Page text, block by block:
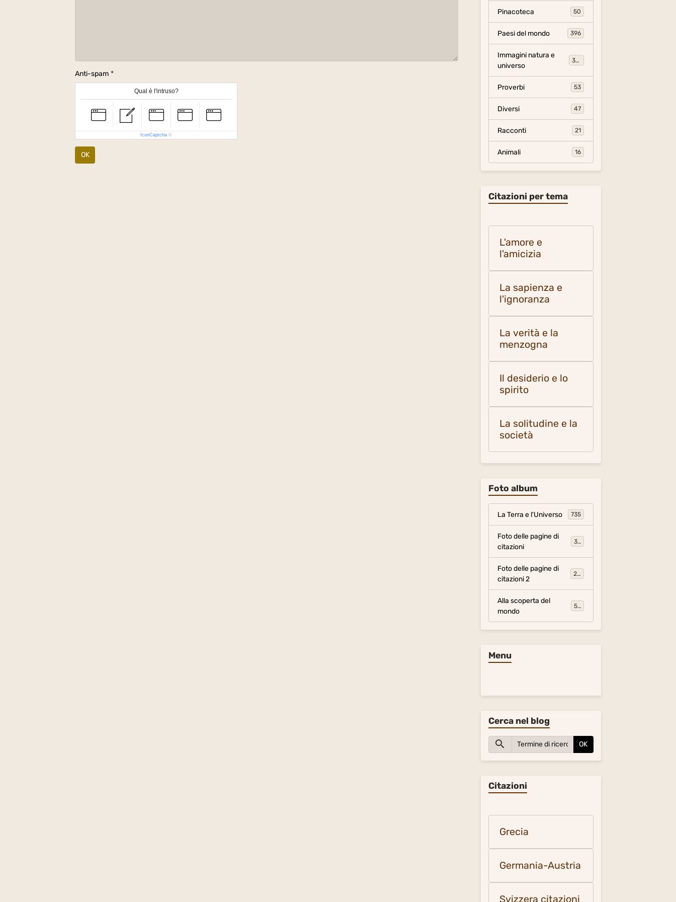
Anti-spam
Qual è l'intruso?
IconCaptcha ©
OK
Pinacoteca 50
Paesi del mondo 396
Immagini natura e
universo
306
Proverbi 53
Diversi 47
Racconti 21
Animali 16
Citazioni per tema
L'amore e
l'amicizia
La sapienza e
l'ignoranza
La verità e la
menzogna
Il desiderio e lo
spirito
La solitudine e la
società
Foto album
La Terra e l'Universo 735
Foto delle pagine di
citazioni
317
Foto delle pagine di
citazioni 2
281
Alla scoperta del
mondo
54
Menu
Cerca nel blog
OK
Citazioni
Grecia
Germania-Austria
Svizzera citazioni